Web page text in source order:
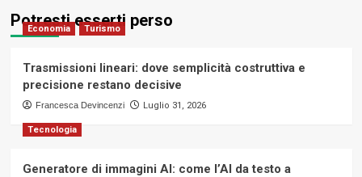
Potresti esserti perso
Economia Turismo
Trasmissioni lineari: dove semplicità costruttiva e
precisione restano decisive
Francesca Devincenzi Luglio 31, 2026
Tecnologia
Generatore di immagini AI: come l’AI da testo a